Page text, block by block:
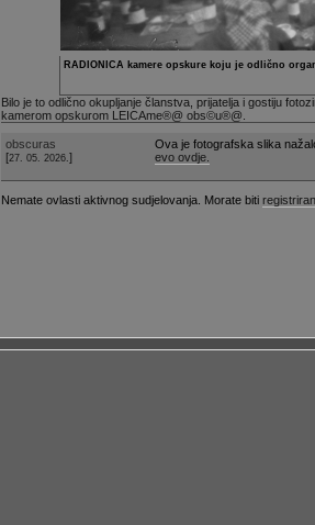
RADIONICA kamere opskure koju je odlično
Bilo je to odlično okupljanje članstva, prijatelja i gostiju
kamerom opskurom LEICAme®@ obs©u®@.
obscuras
[27. 05. 2026. ]
Ova je fotografska slika
evo ovdje.
Nemate ovlasti aktivnog sudjelovanja. Morate biti